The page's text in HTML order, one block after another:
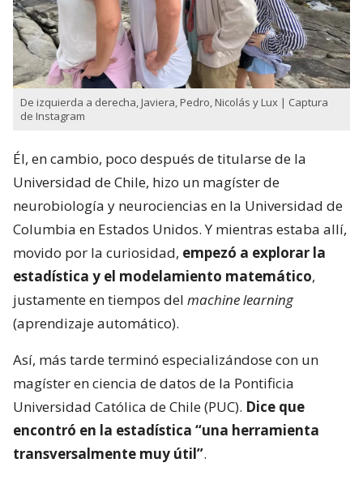
De izquierda a derecha, Javiera, Pedro, Nicolás y Lux | Captura
de Instagram
Él, en cambio, poco después de titularse de la
Universidad de Chile, hizo un magíster de
neurobiología y neurociencias en la Universidad de
Columbia en Estados Unidos. Y mientras estaba allí,
movido por la curiosidad, empezó a explorar la
estadística y el modelamiento matemático,
justamente en tiempos del machine learning
(aprendizaje automático).
Así, más tarde terminó especializándose con un
magíster en ciencia de datos de la Pontificia
Universidad Católica de Chile (PUC). Dice que
encontró en la estadística “una herramienta
transversalmente muy útil”.